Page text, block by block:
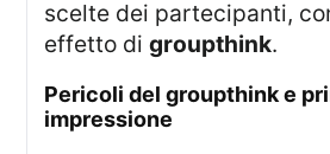
scelte dei partecipanti,
effetto digroupthink.
pericoli del groupthink e prima
impressione